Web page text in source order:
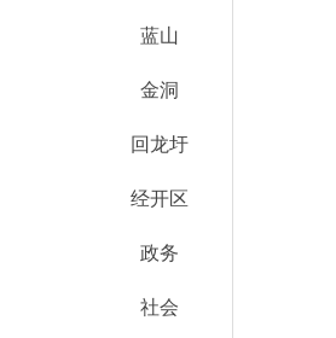
蓝山
金洞
回龙圩
经开区
政务
社会